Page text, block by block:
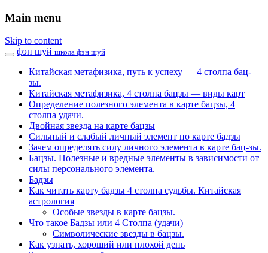
Main menu
Skip to content
фэн шуй школа фэн шуй
Китайская метафизика, путь к успеху — 4 столпа бац-
зы.
Китайская метафизика, 4 столпа бацзы — виды карт
Определение полезного элемента в карте бацзы, 4
столпа удачи.
Двойная звезда на карте бацзы
Сильный и слабый личный элемент по карте бадзы
Зачем определять силу личного элемента в карте бац-зы.
Бацзы. Полезные и вредные элементы в зависимости от
силы персонального элемента.
Бадзы
Как читать карту бадзы 4 столпа судьбы. Китайская
астрология
Особые звезды в карте бацзы.
Что такое Бадзы или 4 Столпа (удачи)
Символические звезды в бацзы.
Как узнать, хороший или плохой день